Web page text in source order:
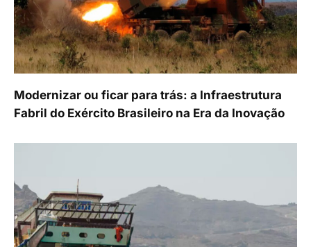
Modernizar ou ficar para trás: a Infraestrutura
Fabril do Exército Brasileiro na Era da Inovação